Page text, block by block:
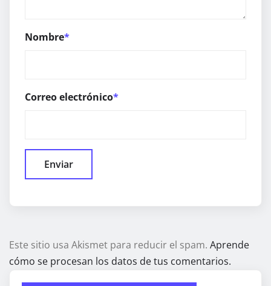
Nombre*
Correo electrónico*
Este sitio usa Akismet para reducir el spam. Aprende
cómo se procesan los datos de tus comentarios.